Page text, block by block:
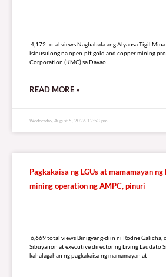
4,172 total views Nagbabala ang Alyansa Tigil Mina
isinusulong na open-pit gold and copper mining
Corporation (KMC) sa Davao
READ MORE »
Wednesday, August 5, 2026 12:53 pm
Pagkakaisa ng LGUs at mamamayan ng
mining operation ng AMPC, pinuri
6,669 total views Binigyang-diin ni Rodne Galicha,
Sibuyanon at executive director ng Living Laudato
kahalagahan ng pagkakaisa ng mamamayan at